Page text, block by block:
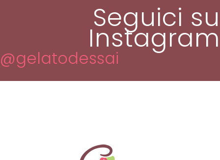
Seguici su
Instagram
@gelatodessai